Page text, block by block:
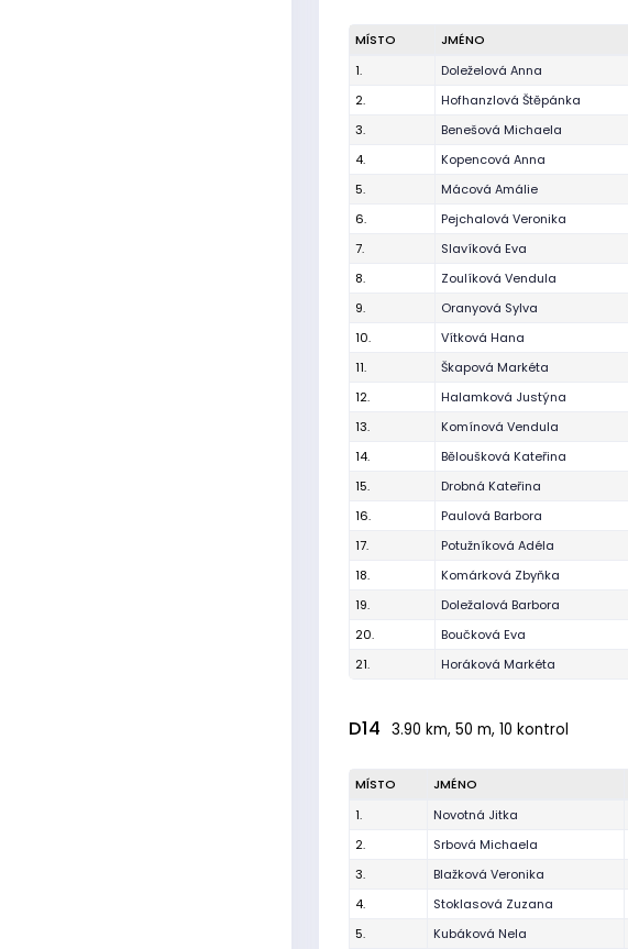
MÍSTO JMÉNO
1.
Doleželová Anna
2.
Hofhanzlová Štěpánka
3.
Benešová Michaela
4.
Kopencová Anna
5.
Mácová Amálie
6.
Pejchalová Veronika
7.
Slavíková Eva
8.
Zoulíková Vendula
9.
Oranyová Sylva
10.
Vítková Hana
11.
Škapová Markéta
12.
Halamková Justýna
13.
Komínová Vendula
14.
Běloušková Kateřina
15.
Drobná Kateřina
16.
Paulová Barbora
17.
Potužníková Adéla
18.
Komárková Zbyňka
19.
Doležalová Barbora
20.
Boučková Eva
21.
Horáková Markéta
D14 3.90 km, 50 m, 10 kontrol
MÍSTO JMÉNO
1.
Novotná Jitka
2.
Srbová Michaela
3.
Blažková Veronika
4.
Stoklasová Zuzana
5.
Kubáková Nela